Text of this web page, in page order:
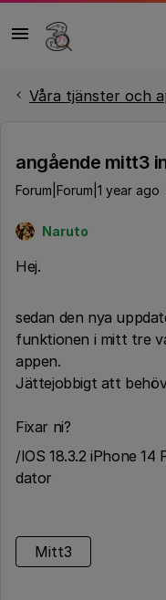
Våra tjänster och
angående mitt3
Forum|Forum|1 year ago
Naruto
Hej.
sedan den nya
funktionen i mitt tre
appen.
Jättejobbigt att
Fixar ni?
/IOS 18.3.2 iPhone 14
dator
Mitt3